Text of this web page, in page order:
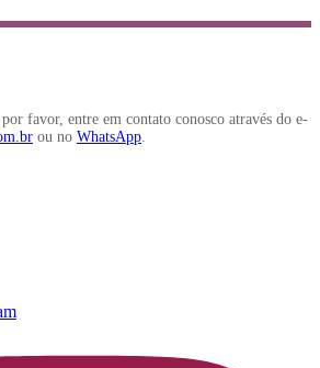
favor, entre em contato conosco através do e-
ou no WhatsApp.